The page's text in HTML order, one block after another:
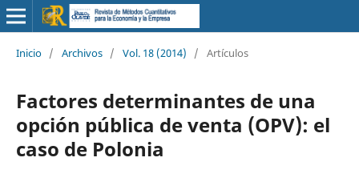
Inicio / Archivos / Vol. 18 (2014) / Artículos
Factores determinantes de una
opción pública de venta (OPV): el
caso de Polonia